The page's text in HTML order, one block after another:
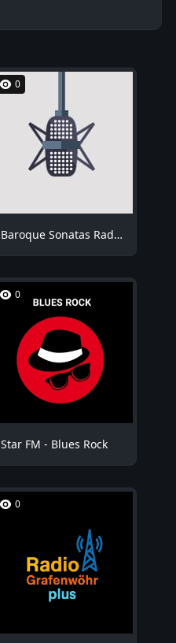
0
Baroque Sonatas Radio
0
Star FM - Blues Rock
0